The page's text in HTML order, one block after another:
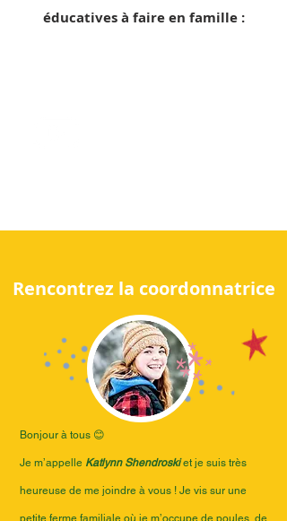
éducatives à faire en famille :
Rencontrez la coordonnatrice
Bonjour à tous 😊
Je m’appelle Katlynn Shendroskiet je suis très
heureuse de me joindre à vous ! Je vis sur une
petite ferme familiale où je m’occupe de poules, de